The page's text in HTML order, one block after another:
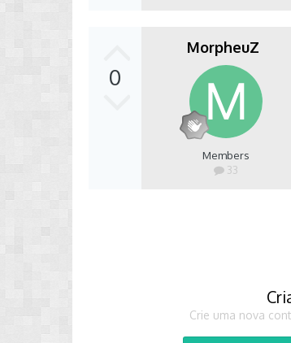
0
MorpheuZ
Members
33
Crie uma nova